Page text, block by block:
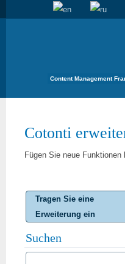
Content Management
Cotonti
Fügen Sie neue
Tragen Sie eine
Erweiterung ein
Suchen